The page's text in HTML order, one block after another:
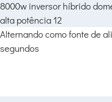
Alternando como fonte de
segundos